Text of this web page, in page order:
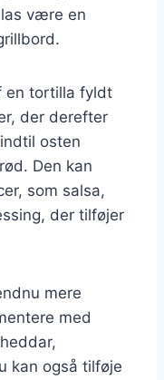
være en
en tortilla fyldt
der derefter
osten
Den kan
som salsa,
der tilføjer
mere
med
kan også tilføje